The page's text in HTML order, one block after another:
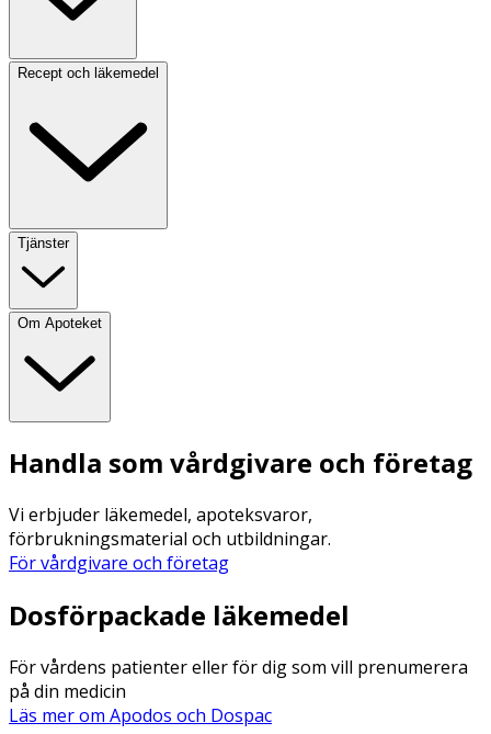
Recept och läkemedel
Tjänster
Om Apoteket
Handla som vårdgivare och företag
Vi erbjuder läkemedel, apoteksvaror,
förbrukningsmaterial och utbildningar.
För vårdgivare och företag
Dosförpackade läkemedel
För vårdens patienter eller för dig som vill prenumerera
på din medicin
Läs mer om Apodos och Dospac